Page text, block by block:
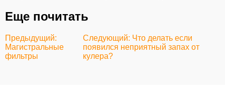
Еще почитать
Следующий: Что делать если
появился неприятный запах от
кулера?
Предыдущий:
Магистральные
фильтры